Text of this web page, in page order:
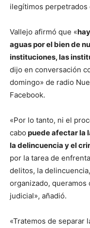
ilegítimos perpetrados
Vallejo afirmó que «
aguas por el bien de
instituciones, las
dijo en conversación
domingo» de radio
Facebook.
«Por lo tanto, ni el
cabo puede afectar la
la delincuencia y el
por la tarea de
delitos, la
organizado,
judicial», añadió.
«Tratemos de separar